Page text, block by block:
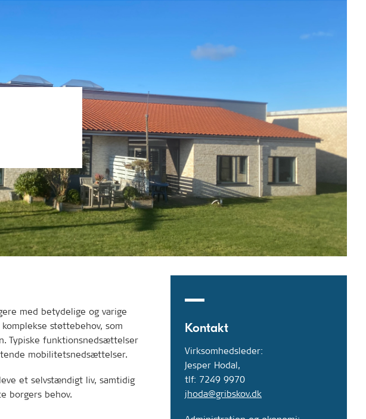
med betydelige og varige
støttebehov, som
Typiske funktionsnedsættelser
mobilitetsnedsættelser.
et selvstændigt liv, samtidig
borgers behov.
Kontakt
Virksomhedsleder:
Jesper Hodal,
tlf: 7249 9970
jhoda@gribskov.dk